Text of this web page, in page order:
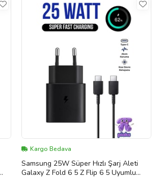
Kargo Bedava
Samsung 25W Süper Hızlı Şarj Aleti
Galaxy Z Fold 6 5 Z Flip 6 5 Uyumlu